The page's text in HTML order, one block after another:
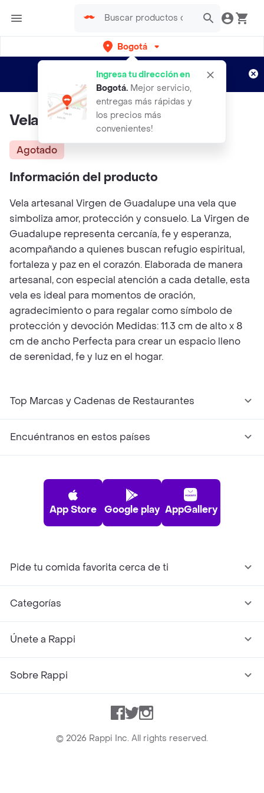
Bogotá
Ingresa tu dirección en
Bogotá. Mejor servicio,
entregas más rápidas y
los precios más
convenientes!
envíos gratis por semanas
Aplican TyC
Vela Virgen De Guadalupe
Agotado
Información del producto
Vela artesanal Virgen de Guadalupe una vela que
simboliza amor, protección y consuelo. La Virgen de
Guadalupe representa cercanía, fe y esperanza,
acompañando a quienes buscan refugio espiritual,
fortaleza y paz en el corazón. Elaborada de manera
artesanal, con especial atención a cada detalle, esta
vela es ideal para momentos de oración,
agradecimiento o para regalar como símbolo de
protección y devoción Medidas: 11.3 cm de alto x 8
cm de ancho Perfecta para crear un espacio lleno
de serenidad, fe y luz en el hogar.
Top Marcas y Cadenas de Restaurantes
Encuéntranos en estos países
App Store Google play AppGallery
Pide tu comida favorita cerca de ti
Categorías
Únete a Rappi
Sobre Rappi
Facebook
TwitterInstagram
© 2026 Rappi Inc. All rights reserved.